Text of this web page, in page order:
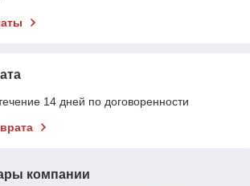
14 дней по договоренности
компании